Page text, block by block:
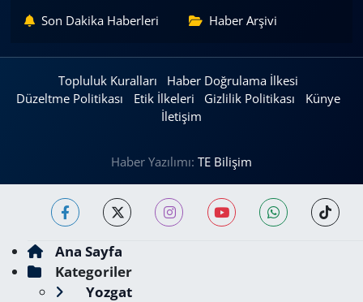
Son Dakika Haberleri Haber Arşivi
Topluluk Kuralları
Haber Doğrulama İlkesi
Düzeltme Politikası
Etik İlkeleri Gizlilik Politikası
Künye
İletişim
Haber Yazılımı: TE Bilişim
Ana Sayfa
Kategoriler
Yozgat